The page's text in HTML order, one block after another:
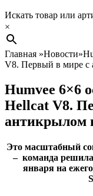
Search
Искать товар или
×
Главная »Новости»
V8. Первый в мире с
Humvee 6×6
Hellcat V8.
антикрылом
Это масштабный
– команда
января на